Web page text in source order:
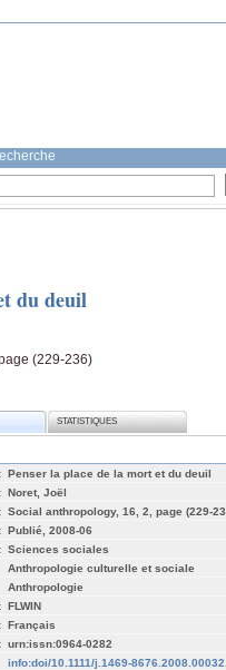
du deuil
(229-236)
STATISTIQUES
Penser la place de la mort et du deuil
Noret, Joël
Social anthropology, 16, 2, page (229-
Publié, 2008-06
Sciences sociales
Anthropologie culturelle et sociale
Anthropologie
FLWIN
Français
urn:issn:0964-0282
info:doi/10.1111/j.1469-